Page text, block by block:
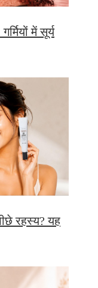
में सूर्य
रहस्य? यह